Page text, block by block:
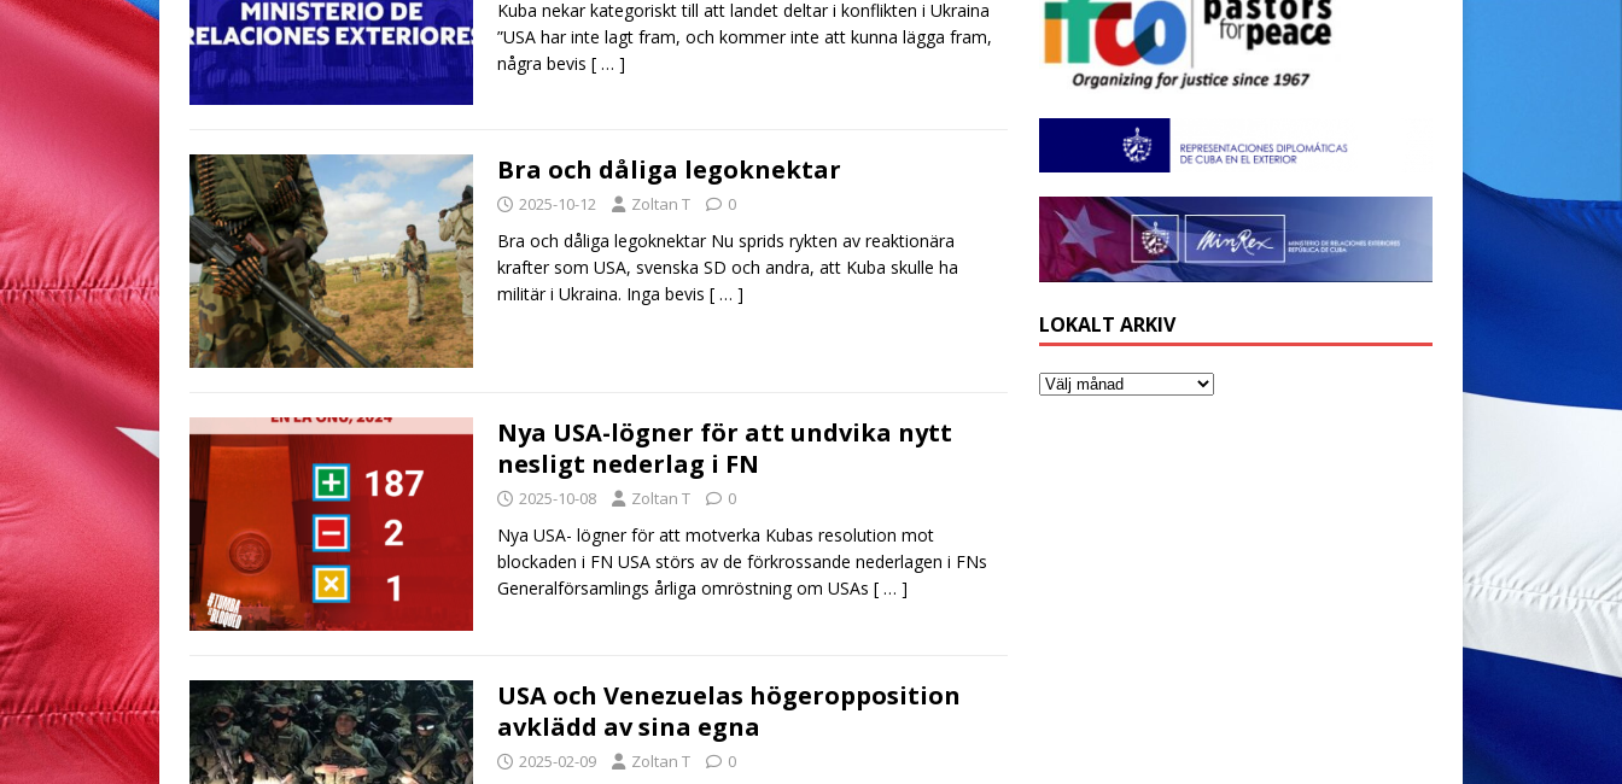
Kuba nekar kategoriskt till att landet deltar i konflikten i Ukraina
”USA har inte lagt fram, och kommer inte att kunna lägga fram,
några bevis [ … ]
Bra och dåliga legoknektar
2025-10-12 Zoltan T 0
Bra och dåliga legoknektar Nu sprids rykten av reaktionära
krafter som USA, svenska SD och andra, att Kuba skulle ha
militär i Ukraina. Inga bevis [ … ]
Nya USA-lögner för att undvika nytt
nesligt nederlag i FN
2025-10-08 Zoltan T 0
Nya USA- lögner för att motverka Kubas resolution mot
blockaden i FN USA störs av de förkrossande nederlagen i FNs
Generalförsamlings årliga omröstning om USAs [ … ]
USA och Venezuelas högeropposition
avklädd av sina egna
2025-02-09 Zoltan T 0
LOKALT ARKIV